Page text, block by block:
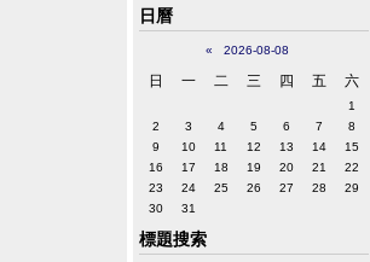
日曆
« 2026-08-08
日 一 二 三 四 五 六
1
2
3 4 5 6 7
8
9
10 11 12 13 14
15
16
17 18 19 20 21
22
23
24 25 26 27 28
29
30
31
標題搜索